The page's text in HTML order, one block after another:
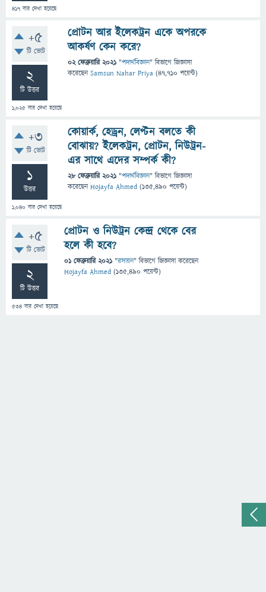
417 বার দেখা হয়েছে
+5
টি ভোট
2
টি উত্তর
1,025 বার দেখা হয়েছে
প্রোটন আর ইলেকট্রন একে অপরকে
আকর্ষণ কেন করে?
02 ফেব্রুয়ারি 2021 "পদার্থবিজ্ঞান" বিভাগে জিজ্ঞাসা
করেছেনSamsun Nahar Priya (47,710 পয়েন্ট)
+3
টি ভোট
1
উত্তর
1,040 বার দেখা হয়েছে
কোয়ার্ক, হেড্রন, লেপ্টন বলতে কী
বোঝায়? ইলেকট্রন, প্রোটন, নিউট্রন-
এর সাথে এদের সম্পর্ক কী?
28 ফেব্রুয়ারি 2021 "পদার্থবিজ্ঞান" বিভাগে জিজ্ঞাসা
করেছেনHojayfa Ahmed (135,490 পয়েন্ট)
+5
টি ভোট
2
টি উত্তর
534 বার দেখা হয়েছে
প্রোটন ও নিউট্রন কেন্দ্র থেকে বের
হলে কী হবে?
01 ফেব্রুয়ারি 2021 "রসায়ন" বিভাগে জিজ্ঞাসাকরেছেন
Hojayfa Ahmed (135,490 পয়েন্ট)